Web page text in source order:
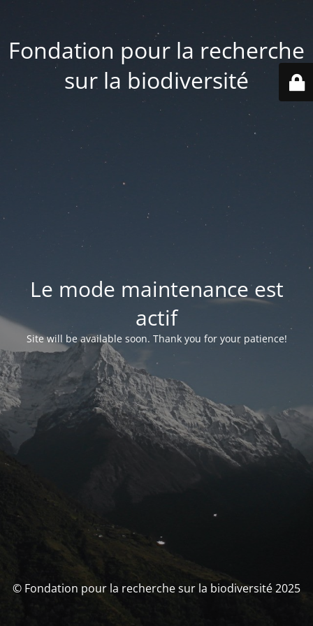
Fondation pour la recherche
sur la biodiversité
Le mode maintenance est
actif
Site will be available soon. Thank you for your patience!
© Fondation pour la recherche sur la biodiversité 2025